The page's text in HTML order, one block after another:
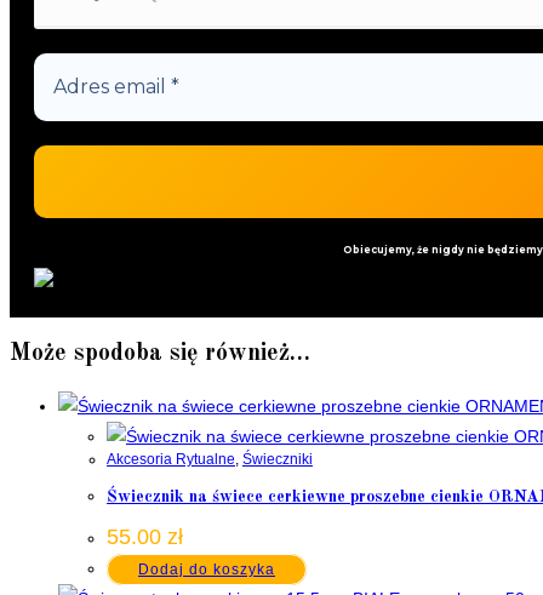
Obiecujemy, że nigdy nie
Może spodoba się również…
Akcesoria Rytualne, Świeczniki
Świecznik na świece cerkiewne proszebne cienkie
55.00 zł
Dodaj do koszyka